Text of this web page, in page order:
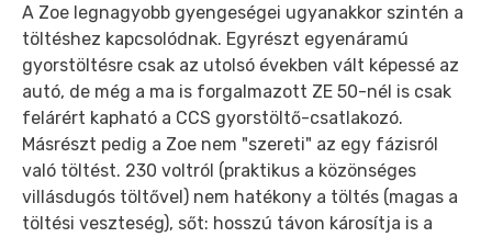
A Zoe legnagyobb gyengeségei ugyanakkor szintén a
töltéshez kapcsolódnak. Egyrészt egyenáramú
gyorstöltésre csak az utolsó években vált képessé az
autó, de még a ma is forgalmazott ZE 50-nél is csak
felárért kapható a CCS gyorstöltő-csatlakozó.
Másrészt pedig a Zoe nem "szereti" az egy fázisról
való töltést. 230 voltról (praktikus a közönséges
villásdugós töltővel) nem hatékony a töltés (magas a
töltési veszteség), sőt: hosszú távon károsítja is a